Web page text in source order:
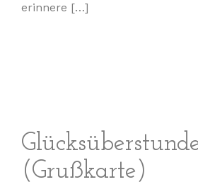
erinnere […]
(Grußkarte)